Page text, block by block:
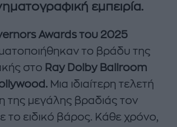
εμπειρία.
Awards του 2025
το βράδυ της
στο Ray Dolby Ballroom
Μια ιδιαίτερη τελετή
της μεγάλης βραδιάς τον
το ειδικό βάρος. Κάθε χρόνο,